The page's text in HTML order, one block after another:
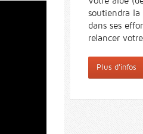
soutiendra la
dans ses
relancer
Plus d'infos